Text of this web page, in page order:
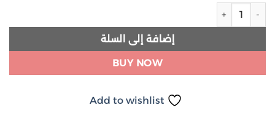
كمية تيشرت راجلان من فيجور
إضافة إلى السلة
BUY NOW
Add to wishlist